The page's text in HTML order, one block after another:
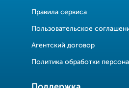
Правила сервиса
Пользовательское
Агентский договор
Политика обработки